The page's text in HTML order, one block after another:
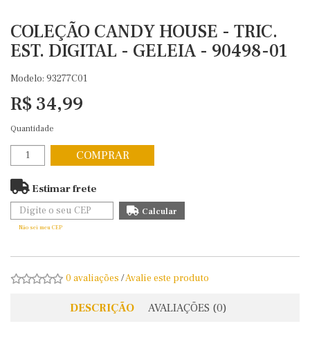
COLEÇÃO CANDY HOUSE - TRIC.
EST. DIGITAL - GELEIA - 90498-01
Modelo: 93277C01
R$ 34,99
Quantidade
COMPRAR
Estimar frete
Não sei meu CEP
0 avaliações /Avalie este produto
DESCRIÇÃO AVALIAÇÕES (0)